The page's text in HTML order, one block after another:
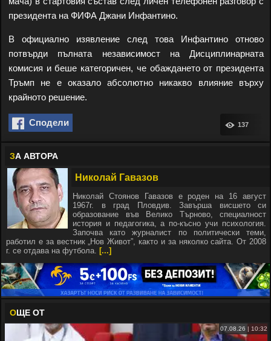
президента на ФИФА Джани Инфантино.
В официално изявление след това Инфантино отново
потвърди пълната независимост на Дисциплинарната
комисия и беше категоричен, че обаждането от президента
Тръмп не е оказало абсолютно никакво влияние върху
крайното решение.
Сподели 137
ЗА АВТОРА
Николай Гавазов
Николай Стоянов Гавазов е роден на 16 август
1967г. в град Пловдив. Завърша висшето си
образование във Велико Търново, специалност
история и педагогика, а по-късно учи психология.
Започва като журналист по политически теми,
работил е за вестник „Нов Живот”, както и за няколко сайта. От 2008
г. се отдава на футбола. [...]
ОЩЕ ОТ
07.08.26 | 10:32